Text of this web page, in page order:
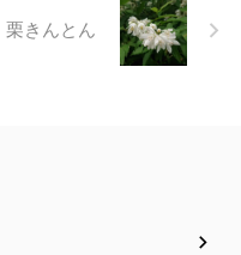
栗きんとん